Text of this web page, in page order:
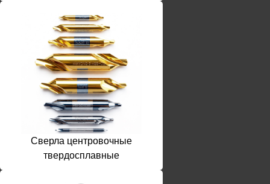
Сверла центровочные
твердосплавные